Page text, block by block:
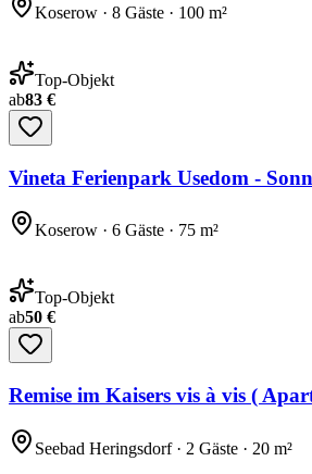
Koserow · 8 Gäste · 100 m²
Top-Objekt
ab83 €
Vineta Ferienpark Usedom -
Koserow · 6 Gäste · 75 m²
Top-Objekt
ab50 €
Remise im Kaisers vis à vis (
Seebad Heringsdorf · 2 Gäste · 20 m²